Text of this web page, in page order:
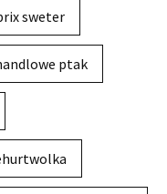
sweter
ptak